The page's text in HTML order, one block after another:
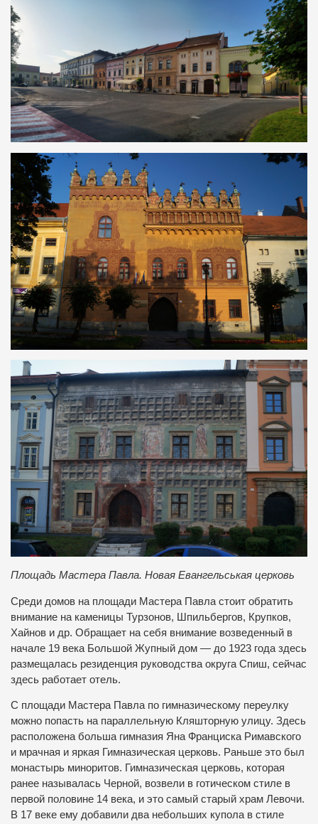
Площадь Мастера Павла. Новая Евангельськая церковь
Среди домов на площади Мастера Павла стоит обратить
внимание на каменицы Турзонов, Шпильбергов, Крупков,
Хайнов и др. Обращает на себя внимание возведенный в
начале 19 века Большой Жупный дом — до 1923 года здесь
размещалась резиденция руководства округа Спиш, сейчас
здесь работает отель.
С площади Мастера Павла по гимназическому переулку
можно попасть на параллельную Кляшторную улицу. Здесь
расположена больша гимназия Яна Франциска Римавского
и мрачная и яркая Гимназическая церковь. Раньше это был
монастырь миноритов. Гимназическая церковь, которая
ранее называлась Черной, возвели в готическом стиле в
первой половине 14 века, и это самый старый храм Левочи.
В 17 веке ему добавили два небольших купола в стиле